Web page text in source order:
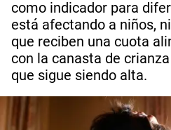
como indicador para
está afectando a niños,
que reciben una cuota
con la canasta de
que sigue siendo alta.